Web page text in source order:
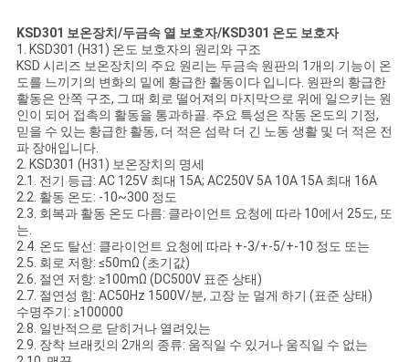
스
모
든
케
이
스
사
이
KSD301 보온장치/두금속 열 보호자/KSD301 온도 보호자
1. KSD301 (H31) 온도 보호자의 원리와 구조
KSD 시리즈 보온장치의 주요 원리는 두금속 원판의 1개의 기능이 온
도를 느끼기의 변화의 밑에 황급한 활동이다 입니다. 원판의 황급한
활동은 안쪽 구조, 그 때 회로 떨어져의 마지막으로 위에 일으키는 원
인이 되어 접촉의 활동을 통과하골. 주요 특성은 작동 온도의 기정,
믿을 수 있는 황급한 활동, 더 적은 섬락 더 긴 노동 생활 및 더 적은 전
파 장애입니다.
2. KSD301 (H31) 보온장치의 명세
2.1. 전기 등급: AC 125V 최대 15A; AC250V 5A 10A 15A 최대 16A
2.2. 활동 온도: -10~300 정도
2.3. 회복과 활동 온도 다름: 클라이언트 요청에 따라 10에서 25도, 또
는.
2.4. 온도 탈선: 클라이언트 요청에 따라 +-3/+-5/+-10 정도 또는
2.5. 회로 저항: ≤50mΩ (초기값)
2.6. 절연 저항: ≥100mΩ (DC500V 표준 상태)
2.7. 절연성 힘: AC50Hz 1500V/분, 고장 눈 멀게 하기 (표준 상태)
수명주기: ≥100000
2.8. 일반적으로 닫히거나 열려있는
2.9. 장착 브래킷의 2개의 종류: 움직일 수 있거나 움직일 수 없는